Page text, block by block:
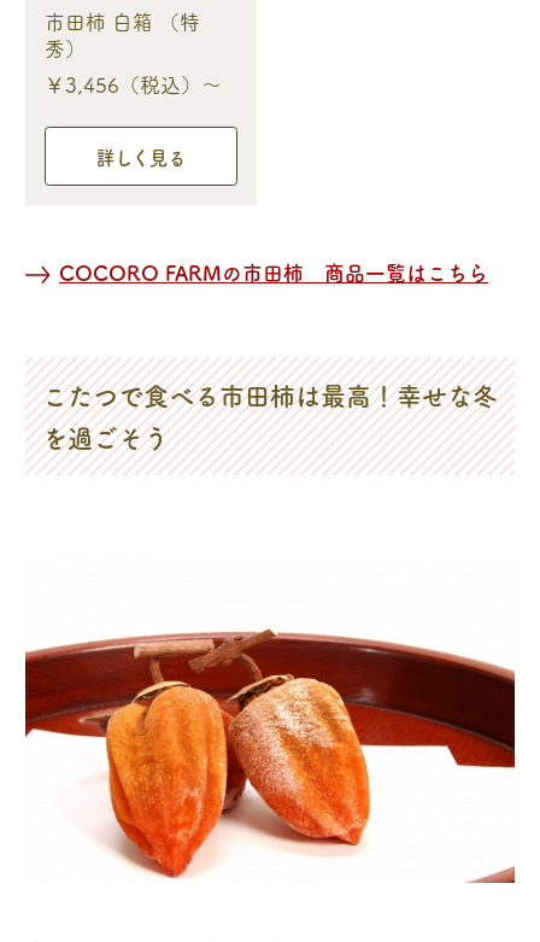
市田柿 白箱 （特
秀）
￥3,456（税込）～
詳しく見る
COCORO FARMの市田柿 商品一覧はこちら
こたつで食べる市田柿は最高！幸せな冬
を過ごそう